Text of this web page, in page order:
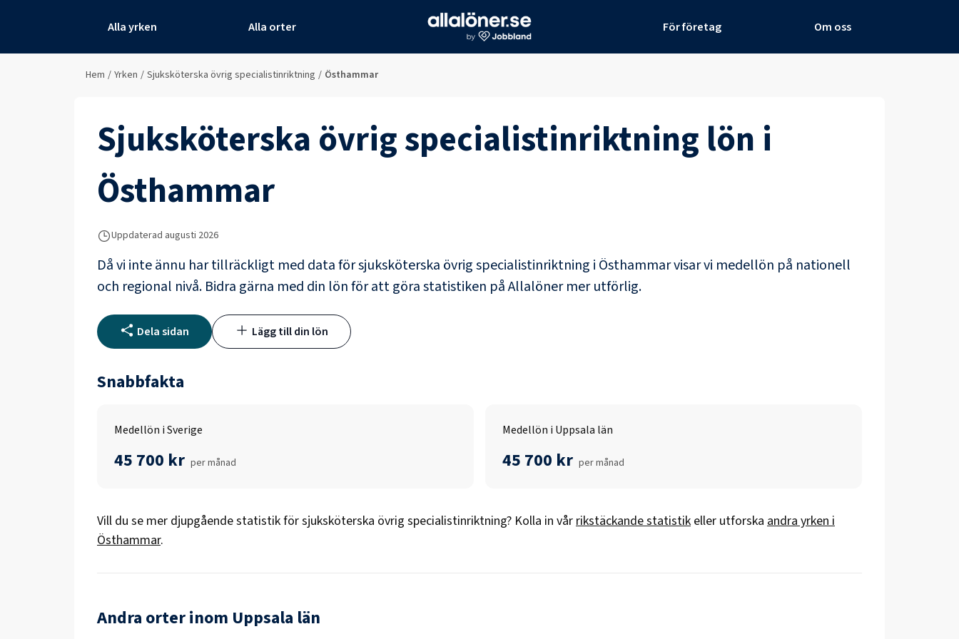
Alla yrken Alla orter För företag Om oss
Hem / Yrken / Sjuksköterska övrig specialistinriktning / Östhammar
Sjuksköterska övrig specialistinriktning lön i
Östhammar
Uppdaterad augusti 2026
Då vi inte ännu har tillräckligt med data försjuksköterska övrig specialistinriktning i Östhammarvisar vi medellön på nationell
och regional nivå. Bidra gärna med din lön för att göra statistiken på Allalöner mer utförlig.
Dela sidan Lägg till din lön
Snabbfakta
Medellön i Sverige
45 700 kr per månad
Medellön i Uppsala län
45 700 kr per månad
Vill du se mer djupgående statistik försjuksköterska övrig specialistinriktning? Kolla in vårrikstäckande statistik eller utforska andra yrken i
Östhammar.
Andra orter inom Uppsala län